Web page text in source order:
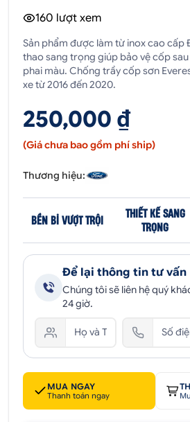
160 lượt xem
Sản phẩm được làm từ inox cao cấp
thao sang trọng giúp bảo vệ cốp
phai màu. Chống trầy cốp sơn
xe từ 2016 đến 2020.
250,000 ₫
(Giá chưa bao gồm phí ship)
Thương hiệu:
BỀN BỈ VƯỢT TRỘI
THIẾT KẾ SANG
TRỌNG
Để lại thông tin tư vấn
Chúng tôi sẽ liên hệ quý
24 giờ.
MUA NGAY
Thanh toán ngay